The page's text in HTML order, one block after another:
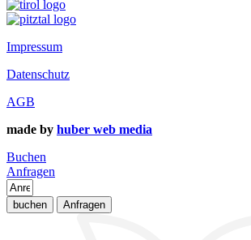
Impressum
Datenschutz
AGB
made by huber web media
Buchen
Anfragen
buchen Anfragen